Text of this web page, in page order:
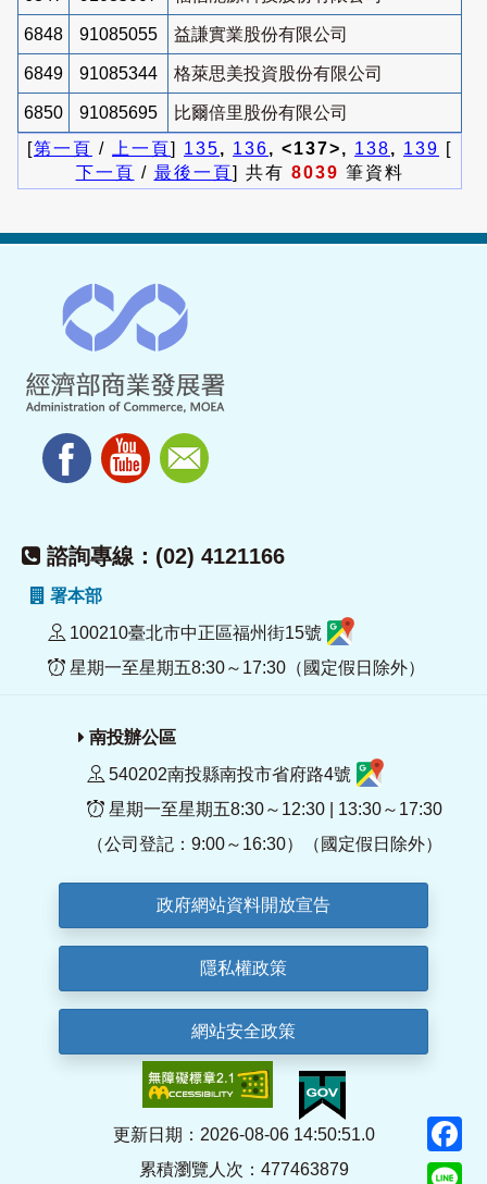
6848 91085055 益謙實業股份有限公司
6849 91085344 格萊思美投資股份有限公司
6850 91085695
比爾倍里股份有限公司
[第一頁 / 上一頁] 135, 136, <137>, 138, 139 [
下一頁 / 最後一頁] 共有 8039 筆資料
諮詢專線：(02) 4121166
署本部
100210臺北市中正區福州街15號
星期一至星期五8:30～17:30（國定假日除外）
南投辦公區
540202南投縣南投市省府路4號
星期一至星期五8:30～12:30 | 13:30～17:30
（公司登記：9:00～16:30）（國定假日除外）
政府網站資料開放宣告
隱私權政策
網站安全政策
更新日期：2026-08-06 14:50:51.0
累積瀏覽人次：477463879